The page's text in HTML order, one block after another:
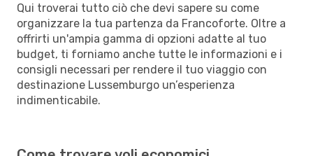
Qui troverai tutto ciò che devi sapere su come
organizzare la tua partenza da Francoforte. Oltre a
offrirti un'ampia gamma di opzioni adatte al tuo
budget, ti forniamo anche tutte le informazioni e i
consigli necessari per rendere il tuo viaggio con
destinazione Lussemburgo un’esperienza
indimenticabile.